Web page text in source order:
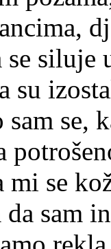
se
su
se,
mi se
sam